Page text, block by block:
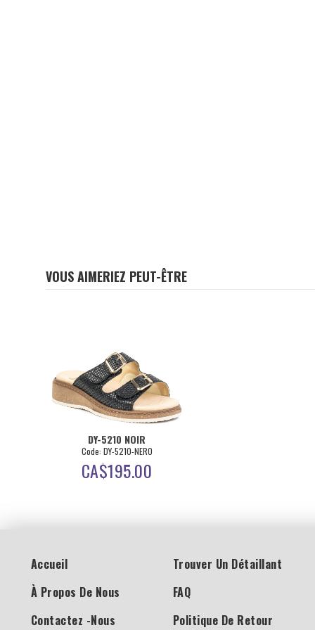
VOUS AIMERIEZ PEUT-ÊTRE
DY-5210 NOIR
Code: DY-5210-NERO
CA$195.00
Accueil
À Propos De Nous
Contactez -nous
Trouver Un Détaillant
FAQ
Politique De Retour